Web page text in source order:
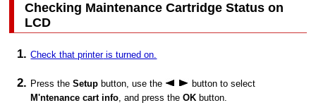
Checking Maintenance Cartridge Status on
LCD
Check thatprinteris turned on.
Press theSetup button, use the
button to select
M'ntenance cart info , and press theOK button.